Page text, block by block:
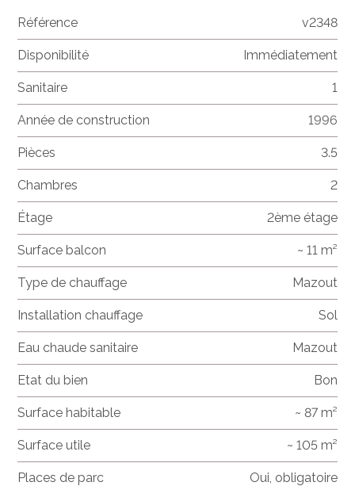
Référence v2348
Disponibilité Immédiatement
Sanitaire 1
Année de construction 1996
Pièces 3.5
Chambres 2
Étage 2ème étage
Surface balcon ~ 11 m²
Type de chauffage Mazout
Installation chauffage Sol
Eau chaude sanitaire Mazout
Etat du bien Bon
Surface habitable ~ 87 m²
Surface utile ~ 105 m²
Places de parc Oui, obligatoire